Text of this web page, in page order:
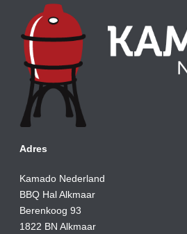
Adres
Kamado Nederland
BBQ Hal Alkmaar
Berenkoog 93
1822 BN Alkmaar